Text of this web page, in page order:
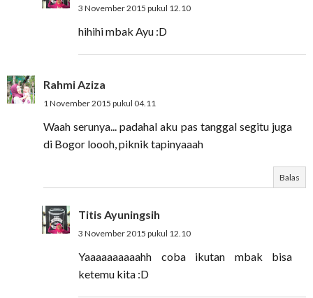
3 November 2015 pukul 12.10
hihihi mbak Ayu :D
Rahmi Aziza
1 November 2015 pukul 04.11
Waah serunya... padahal aku pas tanggal segitu juga
di Bogor loooh, piknik tapinyaaah
Balas
Titis Ayuningsih
3 November 2015 pukul 12.10
Yaaaaaaaaaahh coba ikutan mbak bisa
ketemu kita :D